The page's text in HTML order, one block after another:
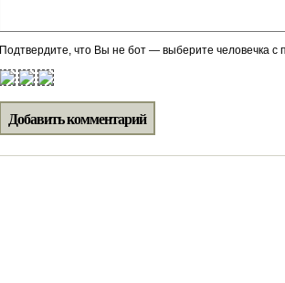
Подтвердите, что Вы не бот — выберите человечка с